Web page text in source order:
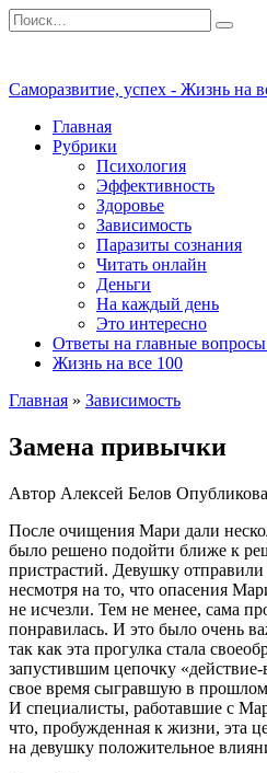
Перейти
к
Search
for:
Саморазвитие, успех - Жизнь на
Главная
Рубрики
Психология
Эффективность
Здоровье
Зависимость
Паразиты сознания
Читать онлайн
Деньги
На каждый день
Это интересно
Ответы на главные
Жизнь на все 100
Главная » Зависимость
Замена привычки
Автор Алексей Белов
После очищения Мари дали
было решено подойти ближе к
пристрастий. Девушку
несмотря на то, что опасения
не исчезли. Тем не менее, сама
понравилась. И это было очень
так как эта прогулка стала
запустившим цепочку
свое время сыгравшую в
И специалисты, работавшие с
что, пробужденная к жизни, эта
на девушку положительное